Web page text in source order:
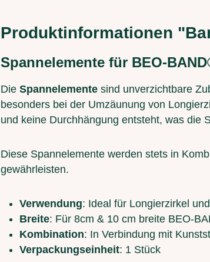
Produktinformationen
Spannelemente für BEO-
Die Spannelemente sind unverzichtbare
besonders bei der Umzäunung von
und keine Durchhängung entsteht, was die
Diese Spannelemente werden stets in
gewährleisten.
Verwendung: Ideal für Longierzirkel
Breite: Für 8cm & 10 cm breite BEO-
Kombination: In Verbindung mit
Verpackungseinheit: 1 Stück